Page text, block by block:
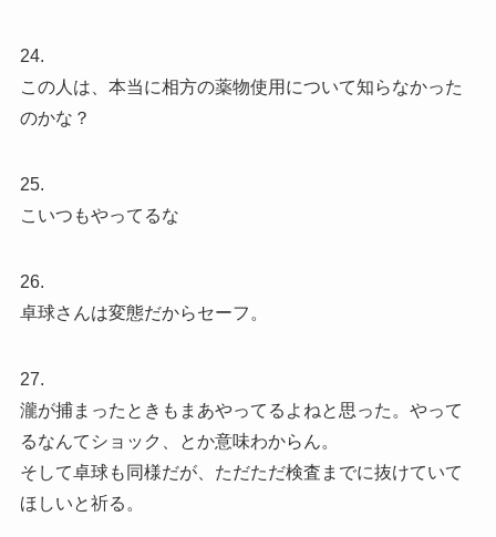
24.
この人は、本当に相方の薬物使用について知らなかった
のかな？
25.
こいつもやってるな
26.
卓球さんは変態だからセーフ。
27.
瀧が捕まったときもまあやってるよねと思った。やって
るなんてショック、とか意味わからん。
そして卓球も同様だが、ただただ検査までに抜けていて
ほしいと祈る。